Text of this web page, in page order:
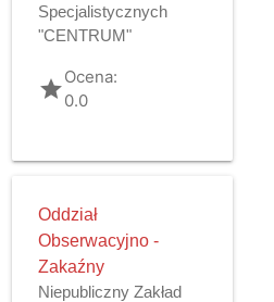
Specjalistycznych
"CENTRUM"
gradeOcena:
0.0
Oddział
Obserwacyjno -
Zakaźny
Niepubliczny Zakład